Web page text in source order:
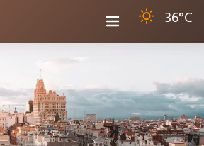
36°C